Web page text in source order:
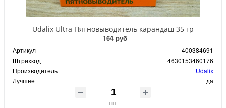
Udalix Ultra Пятновыводитель карандаш 35 гр
164 руб
Артикул
400384691
Штрихкод
4630153460176
Производитель
Udalix
Лучшее
да
шт